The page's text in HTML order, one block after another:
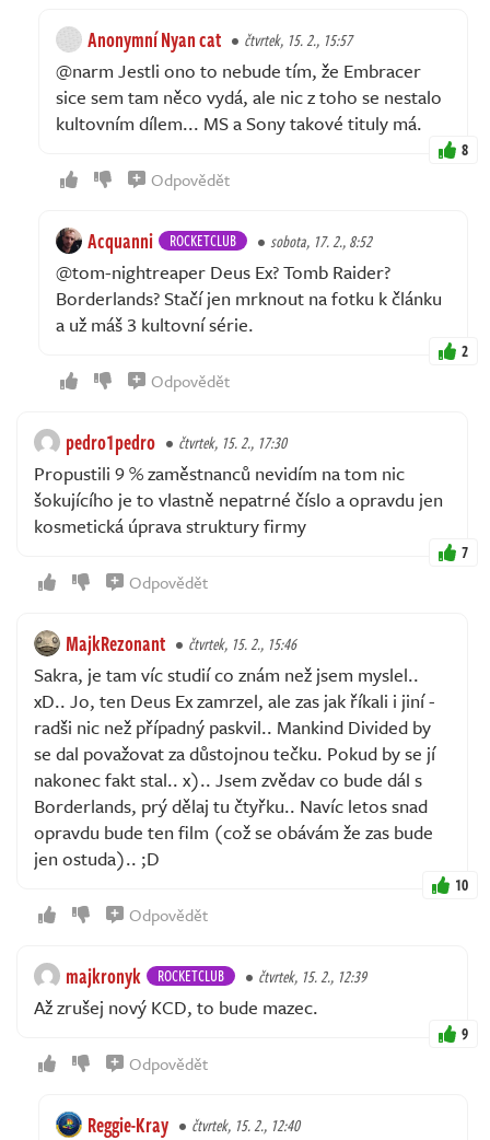
Anonymní Nyan cat čtvrtek, 15. 2., 15:57
@narm Jestli ono to nebude tím, že Embracer
sice sem tam něco vydá, ale nic z toho se nestalo
kultovním dílem... MS a Sony takové tituly má.
8
Odpovědět
Acquanni ROCKETCLUB sobota, 17. 2., 8:52
@tom-nightreaper Deus Ex? Tomb Raider?
Borderlands? Stačí jen mrknout na fotku k článku
a už máš 3 kultovní série.
2
Odpovědět
pedro1pedro čtvrtek, 15. 2., 17:30
Propustili 9 % zaměstnanců nevidím na tom nic
šokujícího je to vlastně nepatrné číslo a opravdu jen
kosmetická úprava struktury firmy
7
Odpovědět
MajkRezonant čtvrtek, 15. 2., 15:46
Sakra, je tam víc studií co znám než jsem myslel..
xD.. Jo, ten Deus Ex zamrzel, ale zas jak říkali i jiní -
radši nic než případný paskvil.. Mankind Divided by
se dal považovat za důstojnou tečku. Pokud by se jí
nakonec fakt stal.. x).. Jsem zvědav co bude dál s
Borderlands, prý dělaj tu čtyřku.. Navíc letos snad
opravdu bude ten film (což se obávám že zas bude
jen ostuda).. ;D
10
Odpovědět
majkronyk ROCKETCLUB čtvrtek, 15. 2., 12:39
Až zrušej nový KCD, to bude mazec.
9
Odpovědět
Reggie-Kray čtvrtek, 15. 2., 12:40